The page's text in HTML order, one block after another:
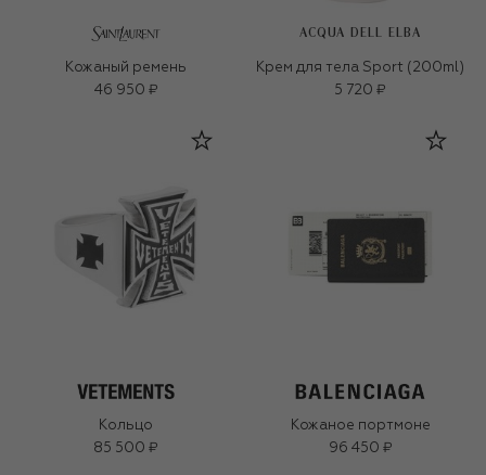
Кожаный ремень
46 950 ₽
ACQUA DELL ELBA
Крем для тела Sport (200ml)
5 720 ₽
Кольцо
85 500 ₽
Кожаное портмоне
96 450 ₽